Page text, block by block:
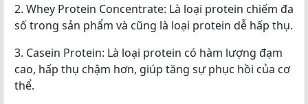
2. Whey Protein Concentrate: Là loại protein chiếm đa
số trong sản phẩm và cũng là loại protein dễ hấp thụ.
3. Casein Protein: Là loại protein có hàm lượng đạm
cao, hấp thụ chậm hơn, giúp tăng sự phục hồi của cơ
thể.